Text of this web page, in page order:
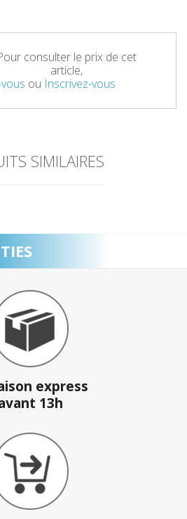
consulter le prix de cet
article,
ou Inscrivez-vous
SIMILAIRES
express
13h